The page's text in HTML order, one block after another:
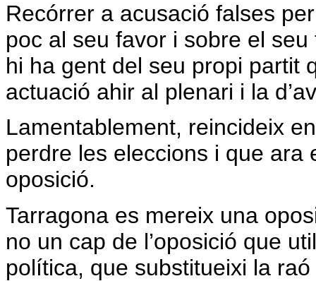
Recórrer a acusació falses
poc al seu favor i sobre el
hi ha gent del seu propi partit
actuació ahir al plenari i la
Lamentablement, reincideix
perdre les eleccions i que ara
oposició.
Tarragona es mereix una
no un cap de l’oposició que
política, que substitueixi la